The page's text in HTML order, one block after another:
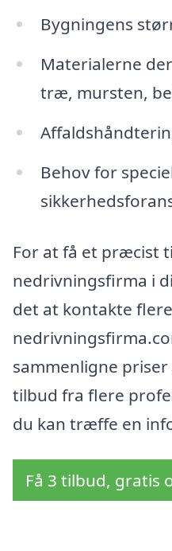
Bygningens
Materialerne
træ, mursten,
Behov for
For at få et præcist
nedrivningsfirma i
det at kontakte
sammenligne
tilbud fra flere
du kan træffe en
Få 3 tilbud, gratis